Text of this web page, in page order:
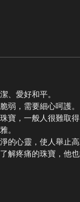
、愛好和平。
弱，需要細心呵護。
寶，一般人很難取
。
的心靈，使人舉止
解疼痛的珠寶，他